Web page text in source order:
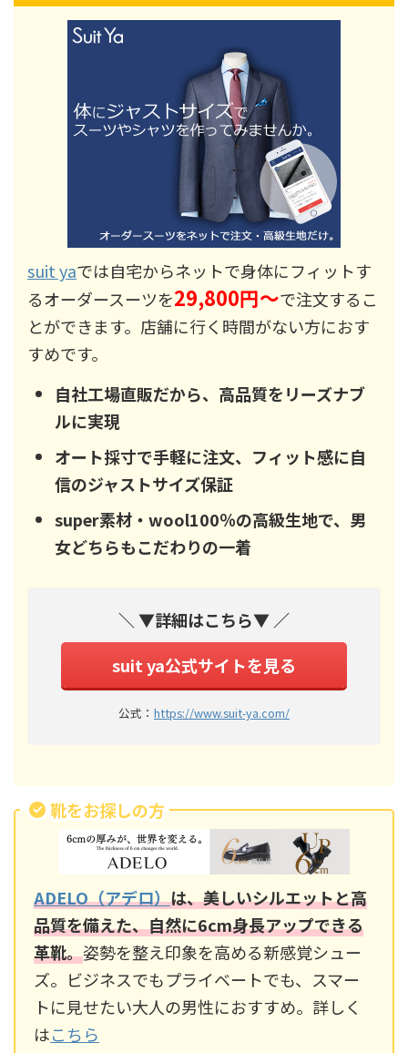
suit yaでは自宅からネットで身体にフィットす
るオーダースーツを29,800円～で注文するこ
とができます。店舗に行く時間がない方におす
すめです。
自社工場直販だから、高品質をリーズナブ
ルに実現
オート採寸で手軽に注文、フィット感に自
信のジャストサイズ保証
super素材・wool100％の高級生地で、男
女どちらもこだわりの一着
＼ ▼詳細はこちら▼ ／
suit ya公式サイトを見る
公式： https://www.suit-ya.com/
靴をお探しの方
ADELO（アデロ）は、美しいシルエットと高
品質を備えた、自然に6cm身長アップできる
革靴。姿勢を整え印象を高める新感覚シュー
ズ。ビジネスでもプライベートでも、スマー
トに見せたい大人の男性におすすめ。詳しく
はこちら